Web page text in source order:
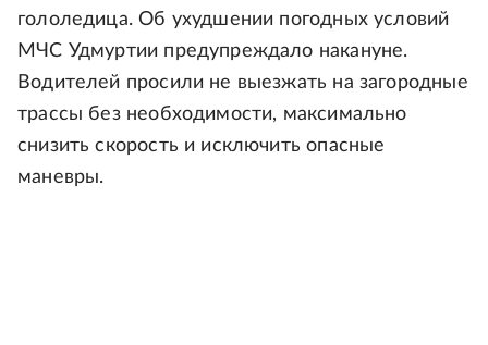
гололедица. Об ухудшении погодных условий
МЧС Удмуртии предупреждало накануне.
Водителей просили не выезжать на загородные
трассы без необходимости, максимально
снизить скорость и исключить опасные
маневры.